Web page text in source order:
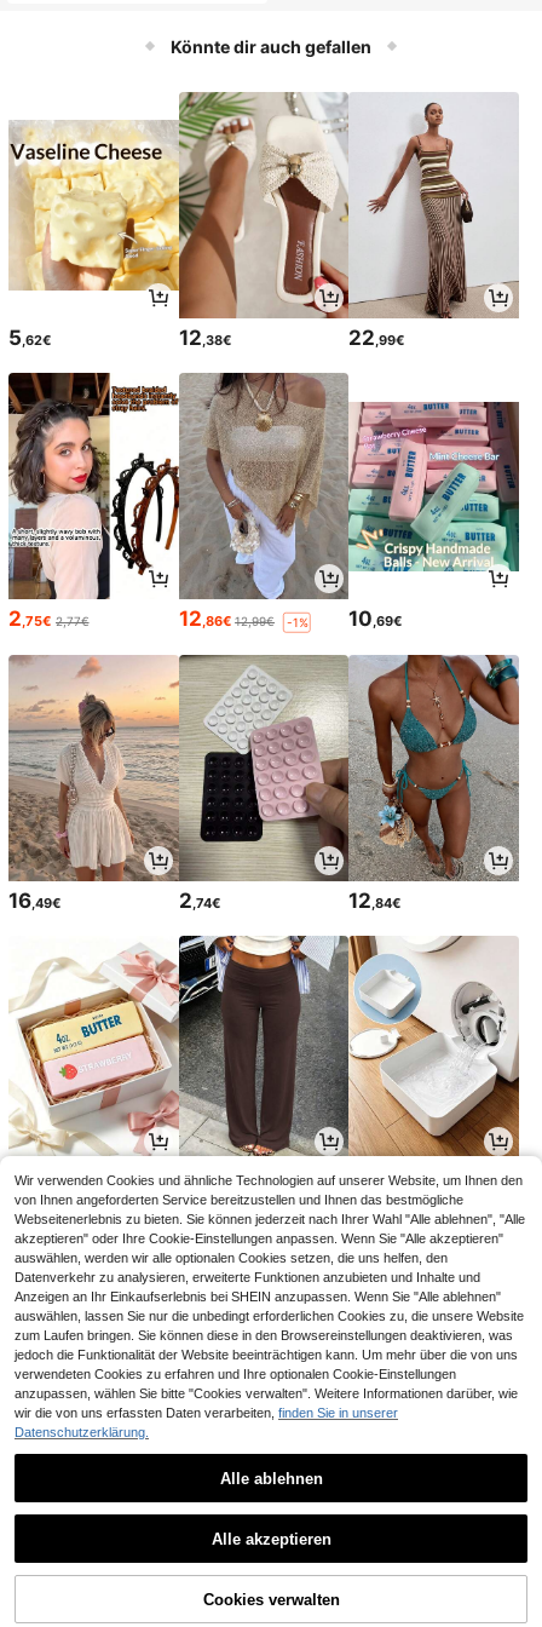
Outdoor Spiel Aufnahme, Reise Auf
nahme, Outdoor Fotografie, Eltern-
herkarte nicht enthalten)
Könnte dir auch gefallen
5,62€ 12,38€ 22,99€
2,75€ 2,77€ 12,86€ 12,99€ -1% 10,69€
16 ,49€ 2 ,74€ 12 ,84€
4,15€ 16,99€ 2,78€
3
Zurück nach oben
Wir verwenden Cookies und ähnliche Technologien auf unserer Website, um Ihnen den
von Ihnen angeforderten Service bereitzustellen und Ihnen das bestmögliche
Webseitenerlebnis zu bieten. Sie können jederzeit nach Ihrer Wahl "Alle ablehnen", "Alle
akzeptieren" oder Ihre Cookie-Einstellungen anpassen. Wenn Sie "Alle akzeptieren"
auswählen, werden wir alle optionalen Cookies setzen, die uns helfen, den
Datenverkehr zu analysieren, erweiterte Funktionen anzubieten und Inhalte und
Anzeigen an Ihr Einkaufserlebnis bei SHEIN anzupassen. Wenn Sie "Alle ablehnen"
auswählen, lassen Sie nur die unbedingt erforderlichen Cookies zu, die unsere Website
zum Laufen bringen. Sie können diese in den Browsereinstellungen deaktivieren, was
jedoch die Funktionalität der Website beeinträchtigen kann. Um mehr über die von uns
verwendeten Cookies zu erfahren und Ihre optionalen Cookie-Einstellungen
anzupassen, wählen Sie bitte "Cookies verwalten". Weitere Informationen darüber, wie
wir die von uns erfassten Daten verarbeiten, finden Sie in unserer
Datenschutzerklärung.
Alle ablehnen
Alle akzeptieren
Cookies verwalten